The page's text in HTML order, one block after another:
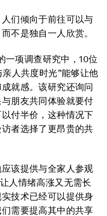
们倾向于前往可以与
不是独自一人欣赏。
一项调查研究中，10位
人共度时光”能够让他
就感。该研究还询问
朋友共同体验就要付
付半价，这种情况下
者选择了更昂贵的共
该提供与全家人参观
人情绪高涨又无需长
技术已经可以提供身
需要提高其中的共享